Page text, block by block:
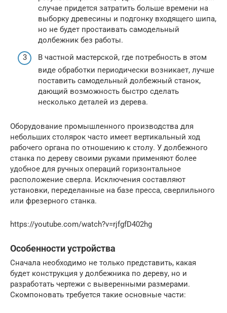
случае придется затратить больше времени на
выборку древесины и подгонку входящего шипа,
но не будет простаивать самодельный
долбежник без работы.
В частной мастерской, где потребность в этом
виде обработки периодически возникает, лучше
поставить самодельный долбежный станок,
дающий возможность быстро сделать
несколько деталей из дерева.
Оборудование промышленного производства для
небольших столярок часто имеет вертикальный ход
рабочего органа по отношению к столу. У долбежного
станка по дереву своими руками применяют более
удобное для ручных операций горизонтальное
расположение сверла. Исключения составляют
установки, переделанные на базе пресса, сверлильного
или фрезерного станка.
https://youtube.com/watch?v=rjfgfD402hg
Особенности устройства
Сначала необходимо не только представить, какая
будет конструкция у долбежника по дереву, но и
разработать чертежи с выверенными размерами.
Скомпоновать требуется такие основные части: